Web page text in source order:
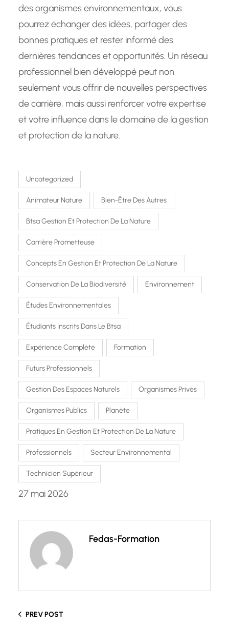
des organismes environnementaux, vous
pourrez échanger des idées, partager des
bonnes pratiques et rester informé des
dernières tendances et opportunités. Un réseau
professionnel bien développé peut non
seulement vous offrir de nouvelles perspectives
de carrière, mais aussi renforcer votre expertise
et votre influence dans le domaine de la gestion
et protection de la nature.
Uncategorized
Animateur Nature Bien-Être Des Autres
Btsa Gestion Et Protection De La Nature
Carrière Prometteuse
Concepts En Gestion Et Protection De La Nature
Conservation De La Biodiversité Environnement
Études Environnementales
Étudiants Inscrits Dans Le Btsa
Expérience Complète Formation
Futurs Professionnels
Gestion Des Espaces Naturels Organismes Privés
Organismes Publics Planète
Pratiques En Gestion Et Protection De La Nature
Professionnels Secteur Environnemental
Technicien Supérieur
27 mai 2026
Fedas-Formation
PREV POST